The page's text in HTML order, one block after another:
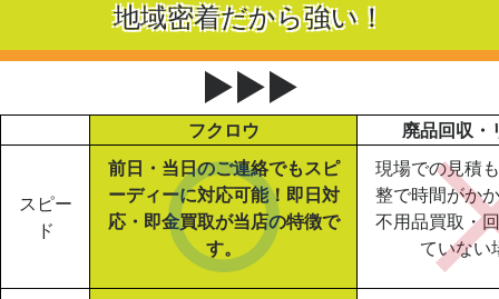
地域密着だから強い！
▶▶▶
フクロウ 廃品回収・
スピー
ド
前日・当日のご連絡でもスピ
ーディーに対応可能！即日対
応・即金買取が当店の特徴で
す。
現場での見積
整で時間がか
不用品買取・
ていない